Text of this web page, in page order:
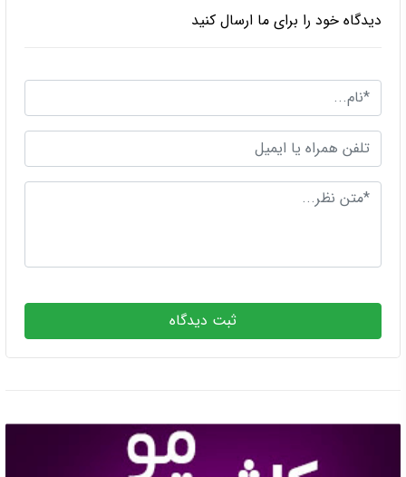
دیدگاه خود را برای ما ارسال کنید
ثبت دیدگاه